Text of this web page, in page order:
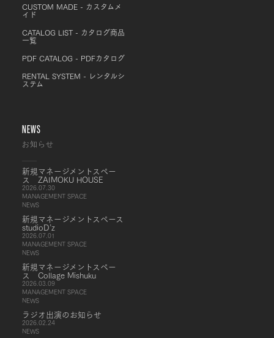
CUSTOM MADE - カスタムメ
イド
CATALOG LIST - カタログ商品
一覧
PDF CATALOG - PDFカタログ
RENTAL SYSTEM - レンタルシ
ステム
NEWS
お知らせ
新規マネージメントスペー
ス ZAIMOKU HOUSE
2026.07.30
MANAGEMENT SPACE
NEWS
新規マネージメントスペース
studioD’z
2026.07.01
MANAGEMENT SPACE
NEWS
新規マネージメントスペー
ス Collage Mishuku
2026.03.09
MANAGEMENT SPACE
NEWS
ラジオ出演のお知らせ
2026.02.24
NEWS